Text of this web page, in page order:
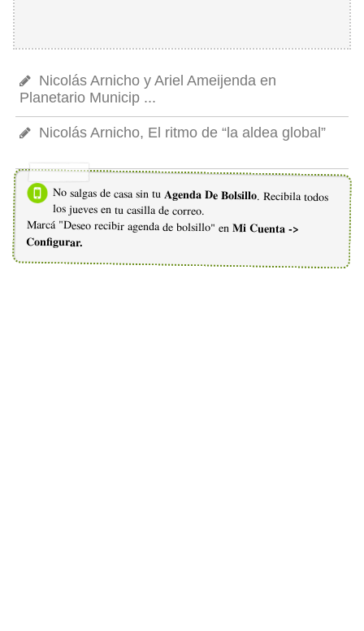
Nicolás Arnicho y Ariel Ameijenda en
Planetario Municip ...
Nicolás Arnicho, El ritmo de “la aldea global”
No salgas de casa sin tu Agenda De Bolsillo. Recibila todos
los jueves en tu casilla de correo.
Marcá "Deseo recibir agenda de bolsillo" en Mi Cuenta ->
Configurar.